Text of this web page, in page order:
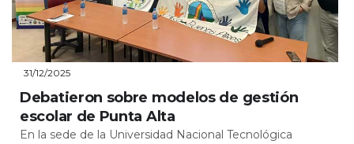
31/12/2025
Debatieron sobre modelos de gestión
escolar de Punta Alta
En la sede de la Universidad Nacional Tecnológica